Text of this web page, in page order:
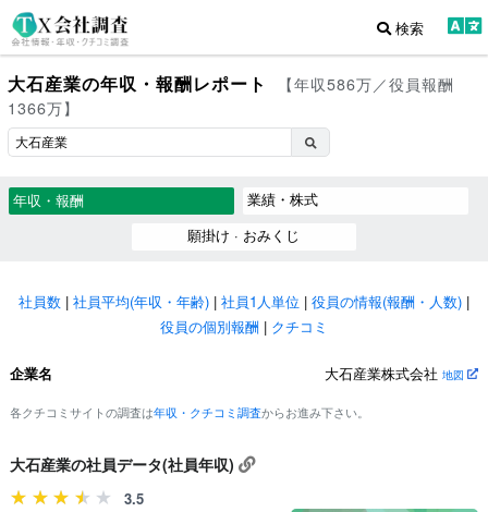
検索
大石産業の年収・報酬レポート
【年収586万／役員報酬
1366万】
年収・報酬
業績・株式
願掛け · おみくじ
社員数 | 社員平均(年収・年齢) | 社員1人単位 | 役員の情報(報酬・人数) |
役員の個別報酬 | クチコミ
企業名 大石産業株式会社 地図
各クチコミサイトの調査は年収・クチコミ調査からお進み下さい。
大石産業の社員データ(社員年収)
3.5